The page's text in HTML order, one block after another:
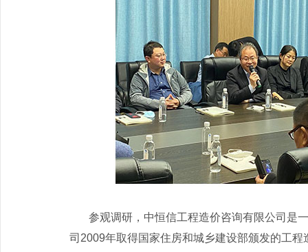
参观调研，中恒信工程造价咨询有限公司是一
司2009年取得国家住房和城乡建设部颁发的工